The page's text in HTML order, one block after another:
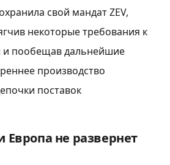
свой мандат ZEV,
некоторые требования к
пообещав дальнейшие
производство
поставок
Европа не развернет